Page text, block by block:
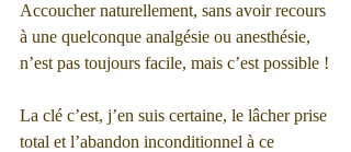
Accoucher naturellement, sans avoir recours
à une quelconque analgésie ou anesthésie,
n’est pas toujours facile, mais c’est possible !
La clé c’est, j’en suis certaine, le lâcher prise
total et l’abandon inconditionnel à ce